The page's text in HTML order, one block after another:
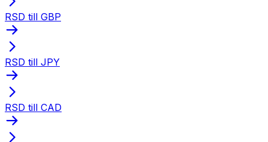
RSD till GBP
RSD till JPY
RSD till CAD